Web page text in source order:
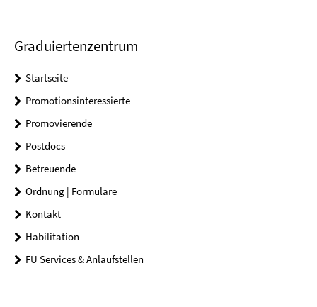
Graduiertenzentrum
Startseite
Promotionsinteressierte
Promovierende
Postdocs
Betreuende
Ordnung | Formulare
Kontakt
Habilitation
FU Services & Anlaufstellen